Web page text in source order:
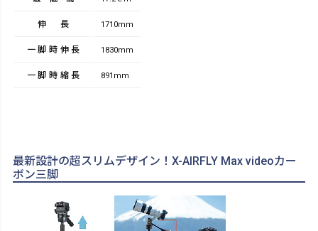
伸長 1710mm
一脚時伸長 1830mm
一脚時縮長 891mm
最新設計の超スリムデザイン！X-AIRFLY Max videoカー
ボン三脚